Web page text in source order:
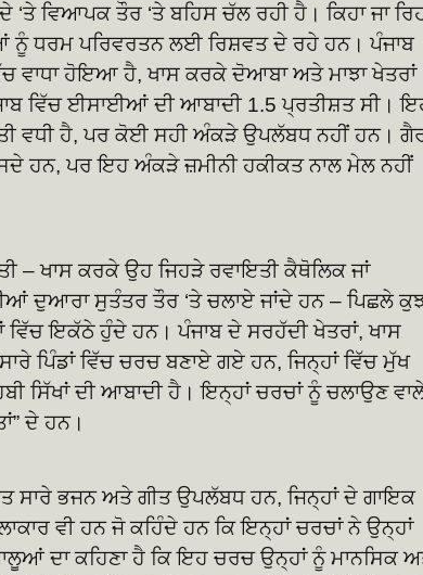
ਵਿਆਪਕ ਤੌਰ ‘ਤੇ ਬਹਿਸ ਚੱਲ ਰਹੀ ਹੈ। ਕਿਹਾ ਜਾ
ਨੂੰ ਧਰਮ ਪਰਿਵਰਤਨ ਲਈ ਰਿਸ਼ਵਤ ਦੇ ਰਹੇ ਹਨ। ਪੰਜਾਬ
ਵਾਧਾ ਹੋਇਆ ਹੈ, ਖਾਸ ਕਰਕੇ ਦੋਆਬਾ ਅਤੇ ਮਾਝਾ ਖੇਤਰਾਂ
ਵਿੱਚ ਈਸਾਈਆਂ ਦੀ ਆਬਾਦੀ 1.5 ਪ੍ਰਤੀਸ਼ਤ ਸੀ।
ਵਧੀ ਹੈ, ਪਰ ਕੋਈ ਸਹੀ ਅੰਕੜੇ ਉਪਲੱਬਧ ਨਹੀਂ ਹਨ।
ਹਨ, ਪਰ ਇਹ ਅੰਕੜੇ ਜ਼ਮੀਨੀ ਹਕੀਕਤ ਨਾਲ ਮੇਲ ਨਹੀਂ
– ਖਾਸ ਕਰਕੇ ਉਹ ਜਿਹੜੇ ਰਵਾਇਤੀ ਕੈਥੋਲਿਕ ਜਾਂ
ਦੁਆਰਾ ਸੁਤੰਤਰ ਤੌਰ ‘ਤੇ ਚਲਾਏ ਜਾਂਦੇ ਹਨ – ਪਿਛਲੇ
ਵਿੱਚ ਇਕੱਠੇ ਹੁੰਦੇ ਹਨ। ਪੰਜਾਬ ਦੇ ਸਰਹੱਦੀ ਖੇਤਰਾਂ, ਖਾਸ
ਪਿੰਡਾਂ ਵਿੱਚ ਚਰਚ ਬਣਾਏ ਗਏ ਹਨ, ਜਿਨ੍ਹਾਂ ਵਿੱਚ ਮੁੱਖ
ਸਿੱਖਾਂ ਦੀ ਆਬਾਦੀ ਹੈ। ਇਨ੍ਹਾਂ ਚਰਚਾਂ ਨੂੰ ਚਲਾਉਣ
ਦੇ ਹਨ।
ਸਾਰੇ ਭਜਨ ਅਤੇ ਗੀਤ ਉਪਲੱਬਧ ਹਨ, ਜਿਨ੍ਹਾਂ ਦੇ ਗਾਇਕ
ਵੀ ਹਨ ਜੋ ਕਹਿੰਦੇ ਹਨ ਕਿ ਇਨ੍ਹਾਂ ਚਰਚਾਂ ਨੇ ਉਨ੍ਹਾਂ
ਦਾ ਕਹਿਣਾ ਹੈ ਕਿ ਇਹ ਚਰਚ ਉਨ੍ਹਾਂ ਨੂੰ ਮਾਨਸਿਕ